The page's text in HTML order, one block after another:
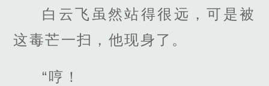
白云飞虽然站得很远，可是被
这毒芒一扫，他现身了。
“哼！